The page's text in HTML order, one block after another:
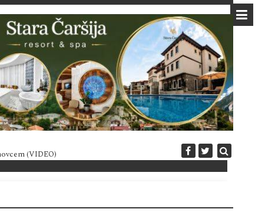
(VIDEO) Diplomatija po